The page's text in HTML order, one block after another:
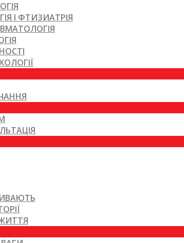
І ФТИЗИАТРІЯ
ЖИТТЯ